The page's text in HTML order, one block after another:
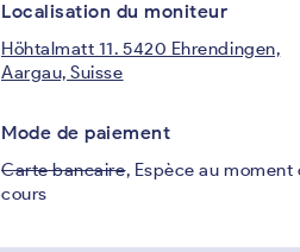
Localisation du moniteur
Höhtalmatt 11. 5420 Ehrendingen,
Aargau, Suisse
Mode de paiement
Carte bancaire, Espèce au moment
cours